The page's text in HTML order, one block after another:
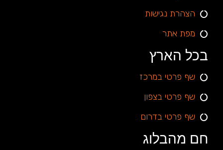
הצהרת נגישות
מפת אתר
בכל הארץ
שף פרטי במרכז
שף פרטי בצפון
שף פרטי בדרום
חם מהבלוג